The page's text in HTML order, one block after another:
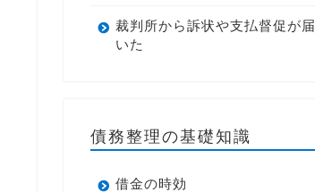
裁判所から訴状や支払督促が届
いた
債務整理の基礎知識
借金の時効